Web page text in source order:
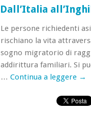
Dall’Italia
Le persone richiedenti
rischiano la vita
sogno migratorio di
addirittura familiari. Si
… Continua a leggere →